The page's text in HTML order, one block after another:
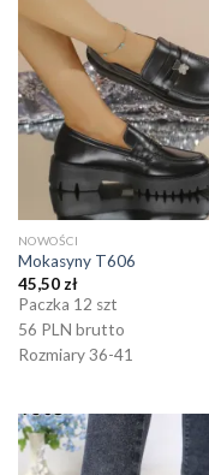
NOWOŚCI
Mokasyny T606
45,50 zł
Paczka 12 szt
56 PLN brutto
Rozmiary 36-41